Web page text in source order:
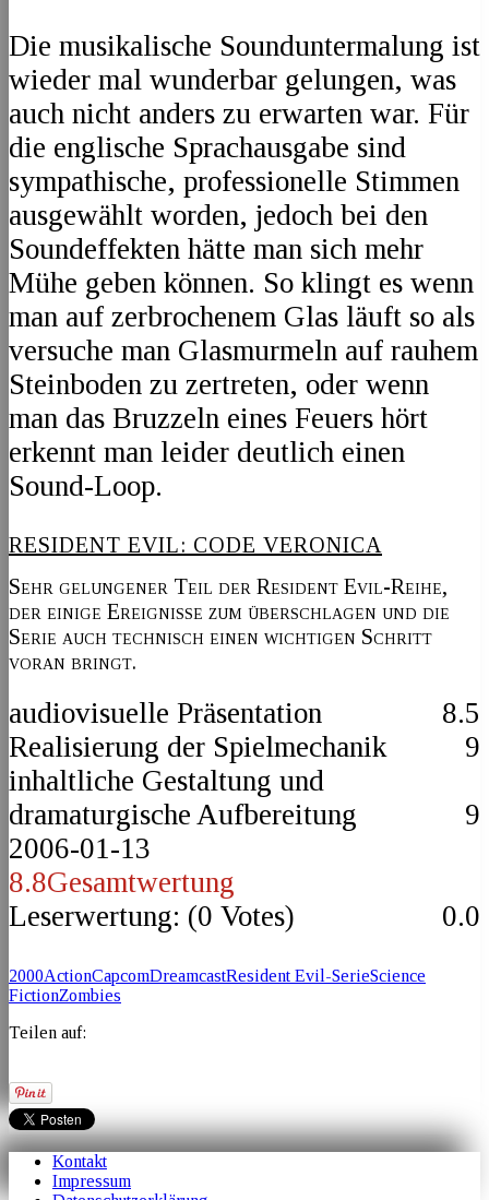
Die musikalische Sounduntermalung ist
wieder mal wunderbar gelungen, was
auch nicht anders zu erwarten war. Für
die englische Sprachausgabe sind
sympathische, professionelle Stimmen
ausgewählt worden, jedoch bei den
Soundeffekten hätte man sich mehr
Mühe geben können. So klingt es wenn
man auf zerbrochenem Glas läuft so als
versuche man Glasmurmeln auf rauhem
Steinboden zu zertreten, oder wenn
man das Bruzzeln eines Feuers hört
erkennt man leider deutlich einen
Sound-Loop.
RESIDENT EVIL: CODE VERONICA
Sehr gelungener Teil der Resident Evil-Reihe,
der einige Ereignisse zum überschlagen und die
Serie auch technisch einen wichtigen Schritt
voran bringt.
audiovisuelle Präsentation
8.5
Realisierung der Spielmechanik
9
inhaltliche Gestaltung und
dramaturgische Aufbereitung
9
2006-01-13
8.8Gesamtwertung
Leserwertung: (0 Votes) 0.0
2000ActionCapcomDreamcastResident Evil-SerieScience
FictionZombies
Teilen auf:
Kontakt
Impressum